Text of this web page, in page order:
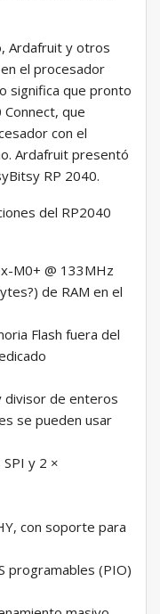
Ardafruit y otros
el procesador
significa que pronto
que
con el
Ardafruit presentó
RP 2040.
del RP2040
M0+ @ 133MHz
de RAM en el
Flash fuera del
divisor de enteros
se pueden usar
y 2 ×
con soporte para
programables (PIO)